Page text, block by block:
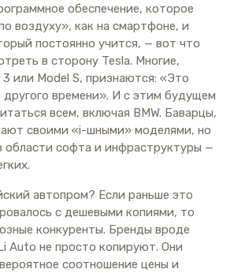
обеспечение, которое
воздуху», как на смартфоне, и
постоянно учится, — вот что
в сторону Tesla. Многие,
3 или Model S, признаются: «Это
времени». И с этим будущем
всем, включая BMW. Баварцы,
своими «i-шными» моделями, но
области софта и инфраструктуры —
автопром? Если раньше это
с дешевыми копиями, то
конкуренты. Бренды вроде
Auto не просто копируют. Они
соотношение цены и